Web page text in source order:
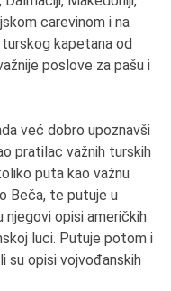
carevinom i na
kapetana od
poslove za pašu i
već dobro upoznavši
pratilac važnih turskih
puta kao važnu
Beča, te putuje u
njegovi opisi američkih
luci. Putuje potom i
su opisi vojvođanskih